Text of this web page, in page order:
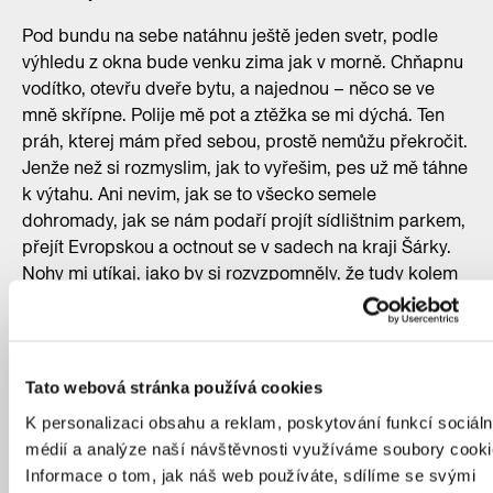
Tato webová stránka používá cookies
K personalizaci obsahu a reklam, poskytování funkcí
médií a analýze naší návštěvnosti využíváme soubory
Informace o tom, jak náš web používáte, sdílíme se svými
Pod bundu na sebe natáhnu ještě jeden svetr, podle
výhledu z okna bude venku zima jak v morně. Chňapnu
vodítko, otevřu dveře bytu, a najednou – něco se ve
mně skřípne. Polije mě pot a ztěžka se mi dýchá. Ten
práh, kterej mám před sebou, prostě nemůžu překročit.
Jenže než si rozmyslim, jak to vyřešim, pes už mě táhne
k výtahu. Ani nevim, jak se to všecko semele
dohromady, jak se nám podaří projít sídlištnim parkem,
přejít Evropskou a octnout se v sadech na kraji Šárky.
Nohy mi utíkaj, jako by si rozvzpomněly, že tudy kolem
Šáreckýho potoka kdysi chodívaly každej den a těšily
se na skalní defilé a soutěsky vzniklý potoční erozí.
najednou opadává tak rychle jako vánoční smrček
v přetopenym obejváku.
Divoká Šárka mě láká a dává mi napít ze džbánu opojný
medoviny, jako bych byl sám Ctirad. Dojdeme ke